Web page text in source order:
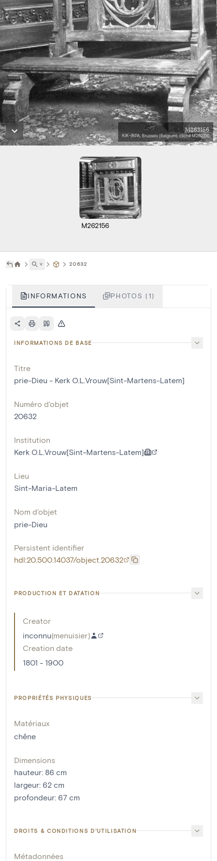
M262156
KIK-IRPA, Brussels (Belgium), cliché M262156
M262156
˅ 20632
INFORMATIONS PHOTOS (1)
INFORMATIONS DE BASE
Titre
prie-Dieu - Kerk O.L.Vrouw[Sint-Martens-Latem]
Numéro d'objet
20632
Institution
Kerk O.L.Vrouw[Sint-Martens-Latem]
Lieu
Sint-Maria-Latem
Nom d'objet
prie-Dieu
Persistent identifier
hdl:20.500.14037/object.20632
PRODUCTION ET DATATION
Creator
inconnu(menuisier)
Creation date
1801 - 1900
PROPRIÉTÉS PHYSIQUES
Matériaux
chêne
Dimensions
hauteur: 86 cm
largeur: 62 cm
profondeur: 67 cm
DROITS & CONDITIONS D'UTILISATION
Métadonnées